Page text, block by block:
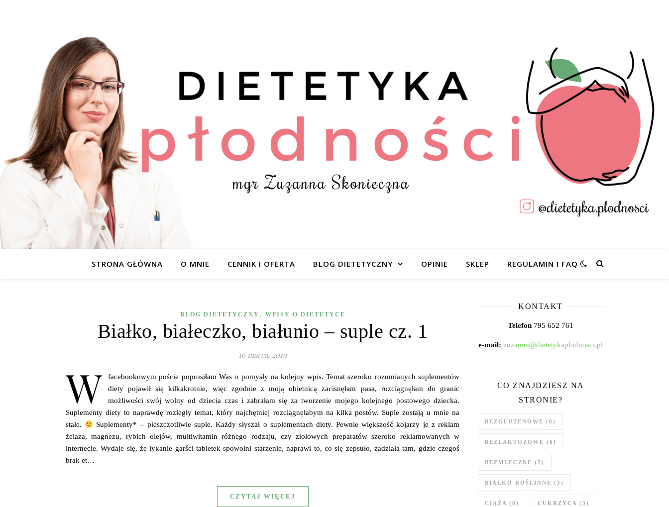
STRONA GŁÓWNA O MNIE CENNIK I OFERTA BLOG DIETETYCZNY OPINIE SKLEP REGULAMIN I FAQ
BLOG DIETETYCZNY , WPISY O DIETETYCE
Białko, białeczko, białunio – suple cz. 1
16 marca, 2019
W
facebookowym poście poprosiłam Was o pomysły na kolejny wpis. Temat szeroko rozumianych suplementów
diety pojawił się kilkakrotnie, więc zgodnie z moją obietnicą zacisnęłam pasa, rozciągnęłam do granic
możliwości swój wolny od dziecia czas i zabrałam się za tworzenie mojego kolejnego postowego dziecka.
Suplementy diety to naprawdę rozległy temat, który najchętniej rozciągnęłabym na kilka postów. Suple zostają u mnie na
stałe.
Suplementy* – pieszczotliwie suple. Każdy słyszał o suplementach diety. Pewnie większość kojarzy je z reklam
żelaza, magnezu, rybich olejów, multiwitamin różnego rodzaju, czy ziołowych preparatów szeroko reklamowanych w
internecie. Wydaje się, że łykanie garści tabletek spowolni starzenie, naprawi to, co się zepsuło, zadziała tam, gdzie czegoś
brak et…
CZYTAJ WIĘCEJ
KONTAKT
Telefon 795 652 761
e-mail: zuzanna@dietetykaplodnosci.pl
CO ZNAJDZIESZ NA
STRONIE?
BEZGLUTENOWE (8)
BEZLAKTOZOWE (6)
BEZMLECZNE (7)
BIAŁKO ROŚLINNE (3)
CIĄŻA (8) CUKRZYCA (3)